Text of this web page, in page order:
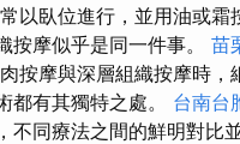
以臥位進行，並用油或霜
按摩似乎是同一件事。 苗
按摩與深層組織按摩時，
都有其獨特之處。 台南台
不同療法之間的鮮明對比